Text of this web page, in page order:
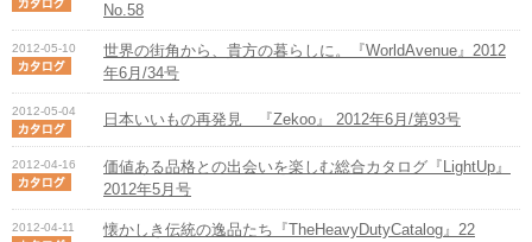
No.58
2012-05-10
世界の街角から、貴方の暮らしに。『WorldAvenue』2012
年6月/34号
2012-05-04 日本いいもの再発見 『Zekoo』 2012年6月/第93号
2012-04-16
価値ある品格との出会いを楽しむ総合カタログ『LightUp』
2012年5月号
2012-04-11
懐かしき伝統の逸品たち『TheHeavyDutyCatalog』22